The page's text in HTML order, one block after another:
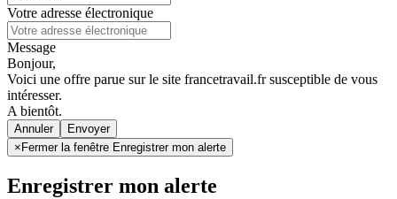
Votre adresse électronique
Message
Bonjour,
Voici une offre parue sur le site francetravail.fr susceptible de vous
intéresser.
A bientôt.
Annuler
× Fermer la fenêtre Enregistrer mon alerte
Enregistrer mon alerte